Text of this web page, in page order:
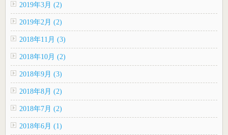
2019年3月 (2)
2019年2月 (2)
2018年11月 (3)
2018年10月 (2)
2018年9月 (3)
2018年8月 (2)
2018年7月 (2)
2018年6月 (1)